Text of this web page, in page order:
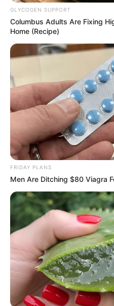
GLYCOGEN SUPPORT
Columbus Adults Are Fixing
Home (Recipe)
FRIDAY PLANS
Men Are Ditching $80 Viagra